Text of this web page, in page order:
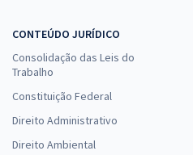
CONTEÚDO JURÍDICO
Consolidação das Leis do
Trabalho
Constituição Federal
Direito Administrativo
Direito Ambiental